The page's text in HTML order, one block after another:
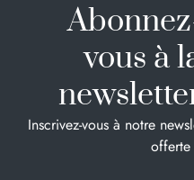
vous à
Inscrivez-vous à notre